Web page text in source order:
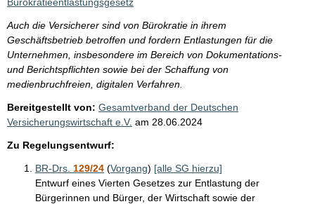
Auch die Versicherer sind von Bürokratie in ihrem
Geschäftsbetrieb betroffen und fordern Entlastungen für die
Unternehmen, insbesondere im Bereich von Dokumentations-
und Berichtspflichten sowie bei der Schaffung von
medienbruchfreien, digitalen Verfahren.
Bereitgestellt von: Gesamtverband der Deutschen
Versicherungswirtschaft e.V. am 28.06.2024
Zu Regelungsentwurf:
BR-Drs. 129/24 (Vorgang) [alle SG hierzu]
Entwurf eines Vierten Gesetzes zur Entlastung der
Bürgerinnen und Bürger, der Wirtschaft sowie der